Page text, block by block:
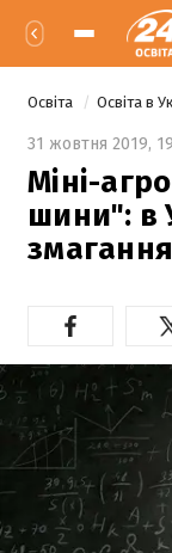
Освіта Освіта в
31 жовтня 2019,
Міні-
шини": в